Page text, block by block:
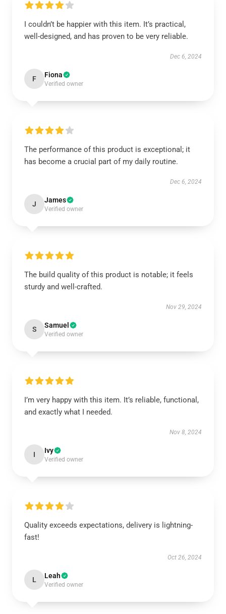
I couldn’t be happier with this item. It’s practical,
well-designed, and has proven to be very reliable.
Dec 6, 2024
F Fiona
Verified owner
The performance of this product is exceptional; it
has become a crucial part of my daily routine.
Dec 6, 2024
J James
Verified owner
The build quality of this product is notable; it feels
sturdy and well-crafted.
Nov 29, 2024
S Samuel
Verified owner
I’m very happy with this item. It’s reliable, functional,
and exactly what I needed.
Nov 8, 2024
I Ivy
Verified owner
Quality exceeds expectations, delivery is lightning-
fast!
Oct 26, 2024
L Leah
Verified owner